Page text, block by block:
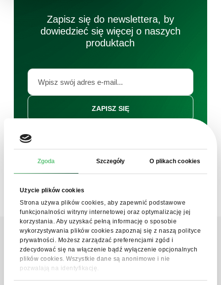
Zgoda Szczegóły O plikach cookies
Użycie plików cookies
Strona używa plików cookies, aby zapewnić podstawowe
funkcjonalności witryny internetowej oraz optymalizację jej
korzystania. Aby uzyskać pełną informację o sposobie
wykorzystywania plików cookies zapoznaj się z naszą polityce
prywatności. Możesz zarządzać preferencjami zgód i
zdecydować się na włączenie bądź wyłączenie opcjonalnych
plików cookies. Wszystkie dane są anonimowe i nie
pozwalają na identyfikację.
Zapisz się do newslettera, by
dowiedzieć się więcej o naszych
produktach
ZAPISZ SIĘ
Kontakt
Skontaktuj się z nami